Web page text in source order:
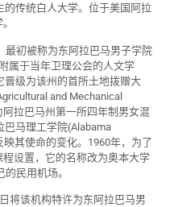
的传统白人大学。位于美国阿拉
最初被称为东阿拉巴马男子学院
属于当年卫理公会的人文学
晋级为该州的首所土地拨赠大
and Mechanical
拉巴马州第一所四年制男女混
马理工学院(Alabama
其使命的变化。1960年，为了
设置，它的名称改为奥本大学
民用机场。
将该机构特许为东阿拉巴马男